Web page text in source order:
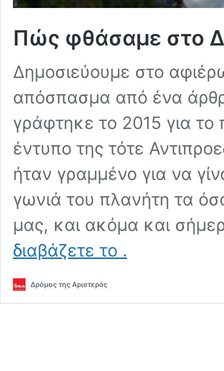
Πώς φθάσαμε στο
Δημοσιεύουμε στο
απόσπασμα από ένα
γράφτηκε το 2015 για το
έντυπο της τότε
ήταν γραμμένο για να
γωνιά του πλανήτη τα
μας, και ακόμα και
διαβάζετε το
φθάσαμε
.
Δρόμος της Αριστεράς